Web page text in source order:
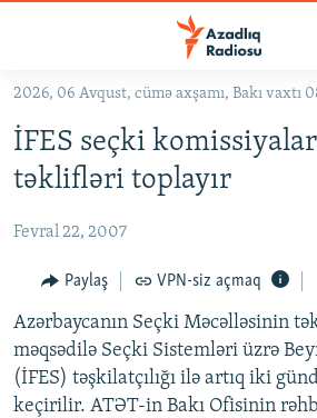
Əsas
qayıt
Əsas
qayıt
KORRUPSIOMETR
#ƏSLINDƏ
FƏRQƏ BAX
QANUNI DOĞRU
ARAŞDIRMA
MULTIMEDIA
2026, 06 Avqust, cümə axşamı, Bakı vaxtı
İFES seçki
təklifləri toplayır
Fevral 22, 2007
Paylaş VPN-siz açmaq
Azərbaycanın Seçki Məcəlləsinin
məqsədilə Seçki Sistemləri üzrə
(İFES) təşkilatçılığı ilə artıq iki
keçirilir. ATƏT-in Bakı Ofisinin